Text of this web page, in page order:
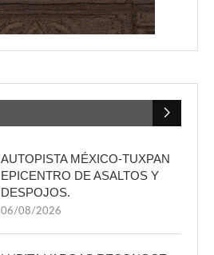
AUTOPISTA MÉXICO-TUXPAN
EPICENTRO DE ASALTOS Y
DESPOJOS.
06/08/2026